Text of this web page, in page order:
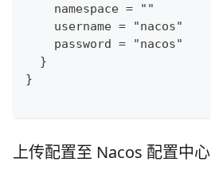
    namespace = ""
    username = "nacos"
    password = "nacos"
  }
}
上传配置至 Nacos 配置中心